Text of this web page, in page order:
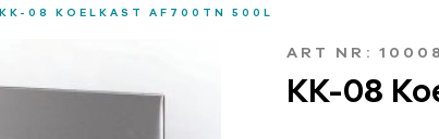
KK-08 KOELKAST AF700TN 500L
ART NR:
KK-08